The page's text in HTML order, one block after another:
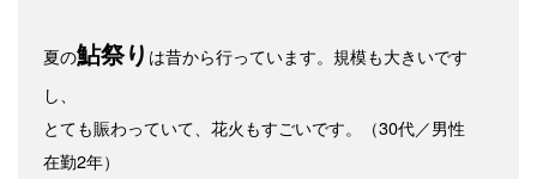
夏の鮎祭り は昔から行っています。規模も大きいです
し、
とても賑わっていて、花火もすごいです。（30代／男性
在勤2年）